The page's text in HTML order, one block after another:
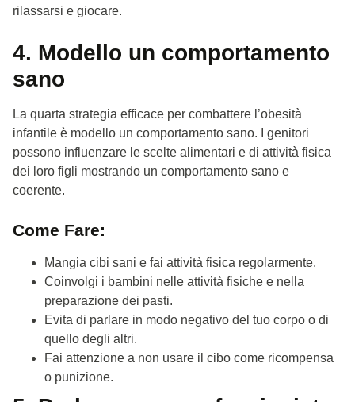
rilassarsi e giocare.
4. Modello un comportamento
sano
La quarta strategia efficace per combattere l’obesità
infantile è modello un comportamento sano. I genitori
possono influenzare le scelte alimentari e di attività fisica
dei loro figli mostrando un comportamento sano e
coerente.
Come Fare:
Mangia cibi sani e fai attività fisica regolarmente.
Coinvolgi i bambini nelle attività fisiche e nella
preparazione dei pasti.
Evita di parlare in modo negativo del tuo corpo o di
quello degli altri.
Fai attenzione a non usare il cibo come ricompensa
o punizione.